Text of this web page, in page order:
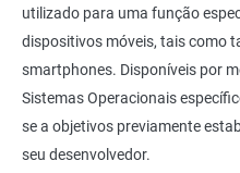
utilizado para uma função
dispositivos móveis, tais como
smartphones. Disponíveis por
Sistemas Operacionais
se a objetivos previamente
seu desenvolvedor.